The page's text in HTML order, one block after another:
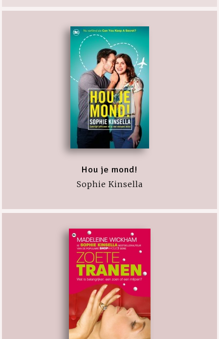
Hou je mond!
Sophie Kinsella